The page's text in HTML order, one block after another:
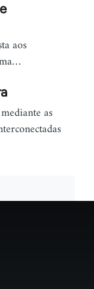
aos
as